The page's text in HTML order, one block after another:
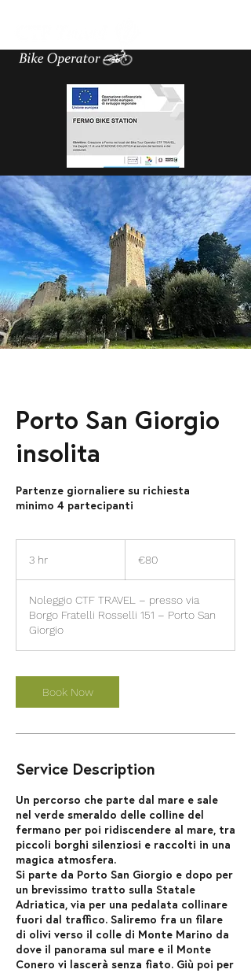
Porto San Giorgio
insolita
Partenze giornaliere su richiesta
minimo 4 partecipanti
3 hr €80
Noleggio CTF TRAVEL – presso via
Borgo Fratelli Rosselli 151 – Porto San
Giorgio
Book Now
Service Description
Un percorso che parte dal mare e sale
nel verde smeraldo delle colline del
fermano per poi ridiscendere al mare, tra
piccoli borghi silenziosi e raccolti in una
magica atmosfera.
Si parte da Porto San Giorgio e dopo per
un brevissimo tratto sulla Statale
Adriatica, via per una pedalata collinare
fuori dal traffico. Saliremo fra un filare
di olivi verso il colle di Monte Marino da
dove il panorama sul mare e il Monte
Conero vi lascerà senza fiato. Giù poi per